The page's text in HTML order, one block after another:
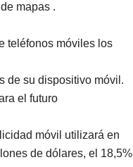
mapas .
teléfonos móviles los
de su dispositivo móvil.
el futuro
móvil utilizará en
de dólares, el 18,5%